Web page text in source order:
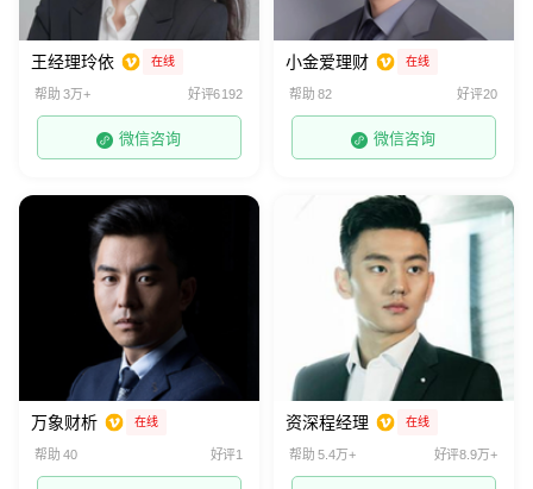
王经理玲依 在线
帮助 3万+ 好评6192
微信咨询
小金爱理财 在线
帮助 82 好评20
微信咨询
万象财析 在线
帮助 40 好评1
资深程经理 在线
帮助 5.4万+ 好评8.9万+